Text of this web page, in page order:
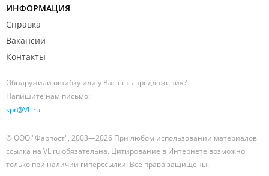
ИНФОРМАЦИЯ
Справка
Вакансии
Контакты
Обнаружили ошибку или у Вас есть предложения?
Напишите нам письмо:
spr@VL.ru
© ООО "Фарпост", 2003—2026 При любом использовании материалов
ссылка на VL.ru обязательна. Цитирование в Интернете возможно
только при наличии гиперссылки. Все права защищены.